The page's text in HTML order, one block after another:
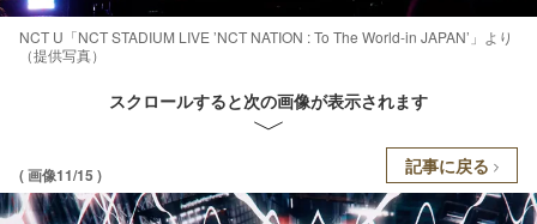
NCT U「NCT STADIUM LIVE ’NCT NATION : To The World-in JAPAN’」より
（提供写真）
スクロールすると次の画像が表示されます
( 画像11/15 ) 記事に戻る